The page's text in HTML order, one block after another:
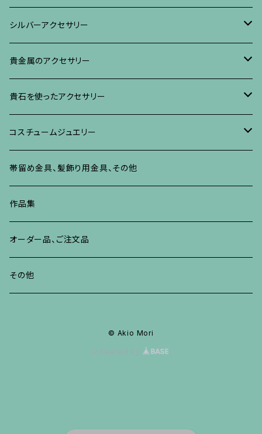
リング
ブレスレット、その他
ネックレス、ペンダント
リング
ブレスレット、その他
ブローチ
イヤリング・ピアス
真珠に蒔絵のアクセサリー
ブローチ
イヤリング、ピアス
水晶に蒔絵のアクセサリー
ブローチ
イヤリング、ピアス
朴の木やポプラに蒔絵のアクセサリー
ブローチ
イヤリング・ピアス
その他の蒔絵のアクセサリー
ブローチ
イヤリング、ピアス
ネックレス、ペンダント
リング
ブレスレット、バングル、その他
シルバーアクセサリー
ブローチ
イヤリング、ピアス
ネックレス、ペンダント
リング
ブレスレット、バングル、その他
貴金属のアクセサリー
ブローチ
イヤリング、ピアス
ネックレス、ペンダント
ブレスレット、その他
リング
貴石を使ったアクセサリー
ブローチ
イヤリング、ピアス
ネックレス、ペンダント
リング
ブレスレット、バングル
コスチュームジュエリー
ブローチ
イヤリング、ピアス
ネックレス、ペンダント
リング
帯留め金具、髪飾り用金具、その他
作品集
オーダー品、ご注文品
その他
© Akio Mori
Powered by